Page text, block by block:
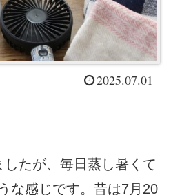
2025.07.01
たが、毎日蒸し暑くて
な感じです。昔は7月20